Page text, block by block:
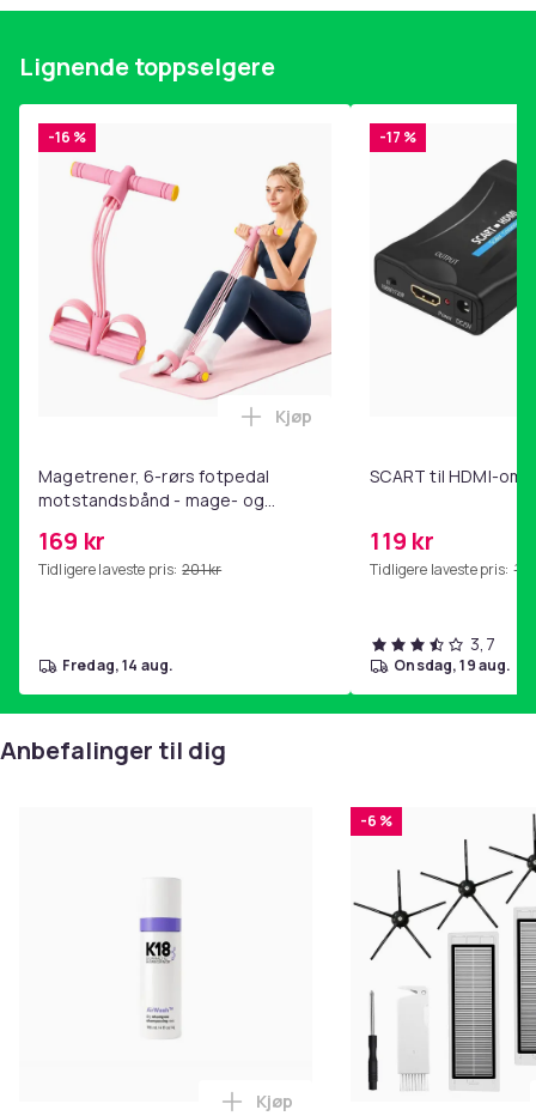
Lignende toppselgere
-16 %
Magetrener, 6-rørs fotpedal
motstandsbånd - mage- og
hjemmegymnastikk Pink
169 kr
Tidligere laveste pris: 201 kr
Legg Magetrener, 6-rørs
Kjøp
fredag, 14 aug.
-17 %
SCART til HDMI-
119 kr
Tidligere laveste pris:
3,7
onsdag, 19 aug.
Anbefalinger til dig
Kjøp
-6 %